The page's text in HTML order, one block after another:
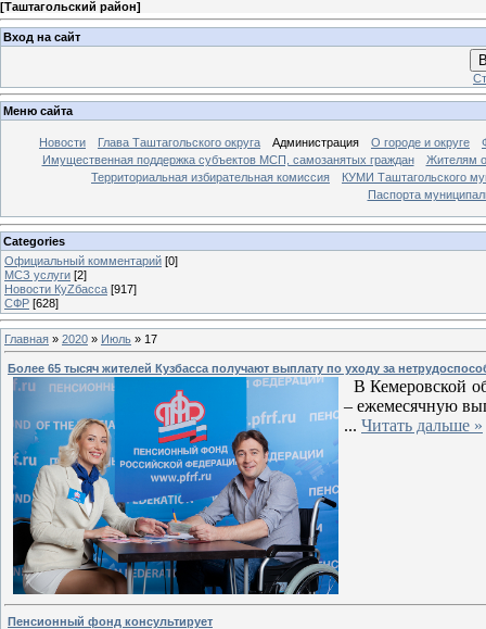
[Таштагольский район]
Вход на сайт
Меню сайта
Новости Глава Таштагольского округа Администрация О городе и округе
Имущественная поддержка субъектов МСП, самозанятых граждан
Жителям
Территориальная избирательная комиссия
КУМИ Таштагольского
Паспорта
Categories
Официальный комментарий [0]
МСЗ услуги [2]
Новости КуZбасса [917]
СФР [628]
Главная » 2020 » Июль » 17
Более 65 тысяч жителей Кузбасса получают выплату по уходу за
В Кемеровской
– ежемесячную
... Читать дальше »
Пенсионный фонд консультирует